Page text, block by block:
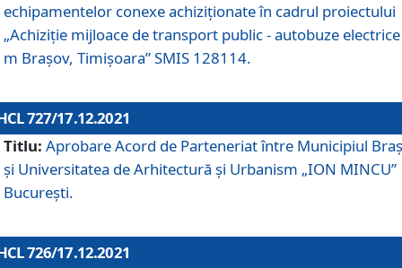
echipamentelor conexe achiziționate în cadrul proiectului
„Achiziție mijloace de transport public - autobuze
m Brașov, Timișoara” SMIS 128114.
727/17.12.2021
Titlu: Aprobare Acord de Parteneriat între Municipiul
și Universitatea de Arhitectură și Urbanism „ION MINCU”
București.
726/17.12.2021